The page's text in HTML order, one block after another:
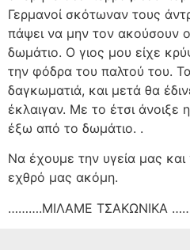
Γερμανοί σκότωναν τους
πάψει να μην τον ακούσουν
δωμάτιο. Ο γιος μου είχε
την φόδρα του παλτού του.
δαγκωματιά, και μετά θα
έκλαιγαν. Με το έτσι άνοιξε
έξω από το δωμάτιο. .
Να έχουμε την υγεία μας
εχθρό μας ακόμη.
……….ΜΙΛΑΜΕ ΤΣΑΚΩΝΙΚΑ